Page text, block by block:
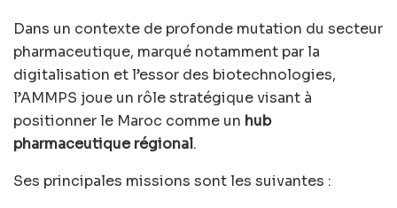
Dans un contexte de profonde mutation du secteur
pharmaceutique, marqué notamment par la
digitalisation et l’essor des biotechnologies,
l’AMMPS joue un rôle stratégique visant à
positionner le Maroc comme un hub
pharmaceutique régional.
Ses principales missions sont les suivantes :